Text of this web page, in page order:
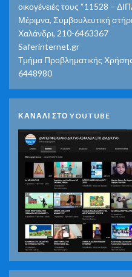
οικογένειές τους “11528 –
Μέριμνα, Συμβουλευτική
Χαλάνδρι, 210-6463367
Saferinternet.gr
Τμήμα Προβληματικής
6448980
ΚΑΝΑΛΙ ΣΤΟ YOUTUBE